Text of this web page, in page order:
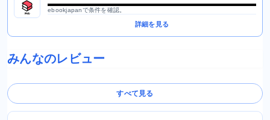
ebookjapanで条件を確認。
詳細を見る
みんなのレビュー
すべて見る